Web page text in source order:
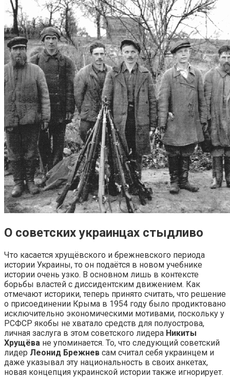
О советских украинцах стыдливо
Что касается хрущёвского и брежневского периода
истории Украины, то он подаётся в новом учебнике
истории очень узко. В основном лишь в контексте
борьбы властей с диссидентским движением. Как
отмечают историки, теперь принято считать, что решение
о присоединении Крыма в 1954 году было продиктовано
исключительно экономическими мотивами, поскольку у
РСФСР якобы не хватало средств для полуострова,
личная заслуга в этом советского лидера Никиты
Хрущёва не упоминается. То, что следующий советский
лидер Леонид Брежнев сам считал себя украинцем и
даже указывал эту национальность в своих анкетах,
новая концепция украинской истории также игнорирует.